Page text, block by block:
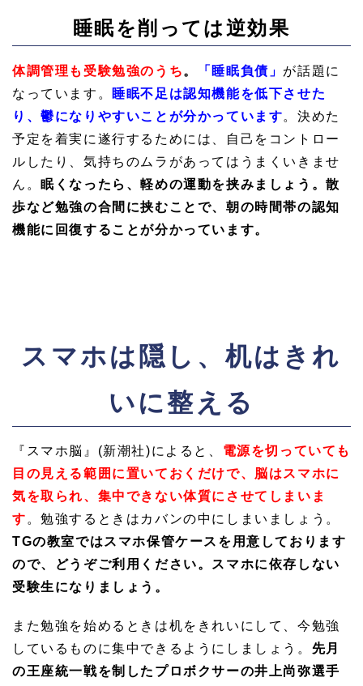
睡眠を削っては逆効果
体調管理も受験勉強のうち。 「睡眠負債」 が話題に
なっています。
睡眠不足は認知機能を低下させた
り、鬱になりやすいことが分かっています。決めた
予定を着実に遂行するためには、自己をコントロー
ルしたり、気持ちのムラがあってはうまくいきませ
ん。眠くなったら、軽めの運動を挟みましょう。散
歩など勉強の合間に挟むことで、朝の時間帯の認知
機能に回復することが分かっています。
スマホは隠し、机はきれ
いに整える
『スマホ脳』(新潮社)によると、 電源を切っていても
目の見える範囲に置いておくだけで、脳はスマホに
気を取られ、集中できない体質にさせてしまいま
す 。勉強するときはカバンの中にしまいましょう。
TGの教室ではスマホ保管ケースを用意しております
ので、どうぞご利用ください。スマホに依存しない
受験生になりましょう。
また勉強を始めるときは机をきれいにして、今勉強
しているものに集中できるようにしましょう。 先月
の王座統一戦を制したプロボクサーの井上尚弥選手